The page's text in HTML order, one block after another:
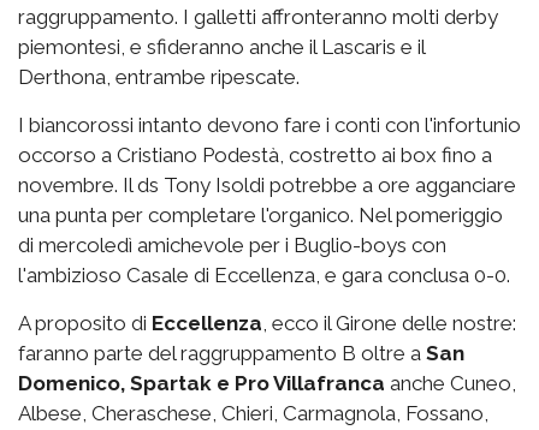
raggruppamento. I galletti affronteranno molti derby
piemontesi, e sfideranno anche il Lascaris e il
Derthona, entrambe ripescate.
I biancorossi intanto devono fare i conti con l'infortunio
occorso a Cristiano Podestà, costretto ai box fino a
novembre. Il ds Tony Isoldi potrebbe a ore agganciare
una punta per completare l'organico. Nel pomeriggio
di mercoledì amichevole per i Buglio-boys con
l'ambizioso Casale di Eccellenza, e gara conclusa 0-0.
A proposito di Eccellenza, ecco il Girone delle nostre:
faranno parte del raggruppamento B oltre a San
Domenico, Spartak e Pro Villafranca anche Cuneo,
Albese, Cheraschese, Chieri, Carmagnola, Fossano,